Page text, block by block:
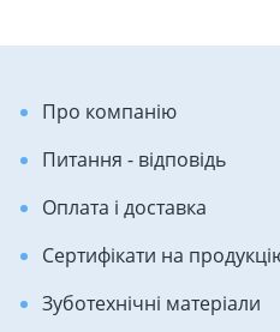
Про компанію
Питання - відповідь
Оплата і доставка
Сертифікати на
Зуботехнічні матеріали